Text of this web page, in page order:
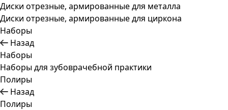
Диски отрезные, армированные для металла
Диски отрезные, армированные для циркона
Наборы
Назад
Наборы
Наборы для зубоврачебной практики
Полиры
Назад
Полиры